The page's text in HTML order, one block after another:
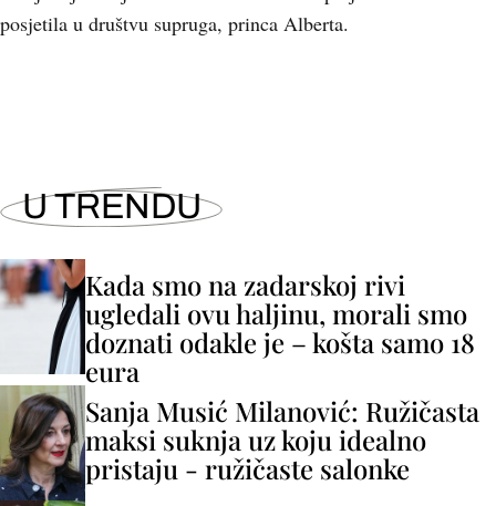
posjetila u društvu supruga, princa Alberta.
U TRENDU
Kada smo na zadarskoj rivi
ugledali ovu haljinu, morali smo
doznati odakle je – košta samo 18
eura
Sanja Musić Milanović: Ružičasta
maksi suknja uz koju idealno
pristaju - ružičaste salonke